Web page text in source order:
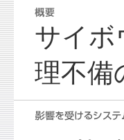
サイボ
理不備